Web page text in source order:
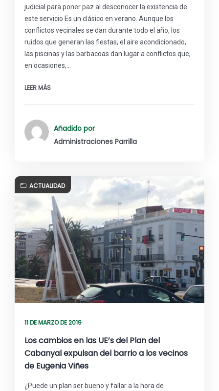
judicial para poner paz al desconocer la existencia de
este servicio Es un clásico en verano. Aunque los
conflictos vecinales se dan durante todo el año, los
ruidos que generan las fiestas, el aire acondicionado,
las piscinas y las barbacoas dan lugar a conflictos que,
en ocasiones,…
LEER MÁS
Añadido por
Administraciones Parrilla
ACTUALIDAD
11 DE MARZO DE 2019
Los cambios en las UE’s del Plan del
Cabanyal expulsan del barrio a los vecinos
de Eugenia Viñes
¿Puede un plan ser bueno y fallar a la hora de